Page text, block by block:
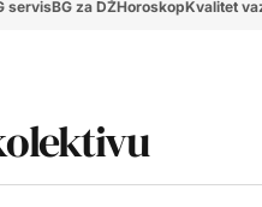
servisBG za DŽHoroskopKvalitet